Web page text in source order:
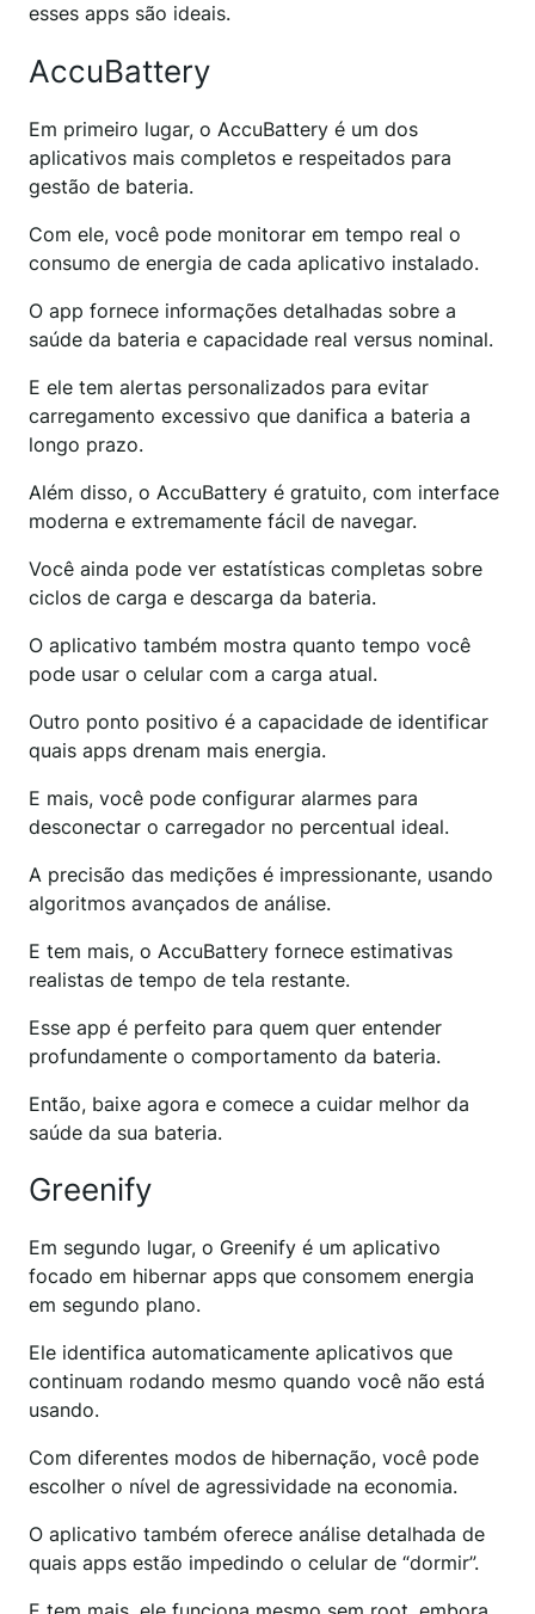
esses apps são ideais.
AccuBattery
Em primeiro lugar, o AccuBattery é um dos
aplicativos mais completos e respeitados para
gestão de bateria.
Com ele, você pode monitorar em tempo real o
consumo de energia de cada aplicativo instalado.
O app fornece informações detalhadas sobre a
saúde da bateria e capacidade real versus nominal.
E ele tem alertas personalizados para evitar
carregamento excessivo que danifica a bateria a
longo prazo.
Além disso, o AccuBattery é gratuito, com interface
moderna e extremamente fácil de navegar.
Você ainda pode ver estatísticas completas sobre
ciclos de carga e descarga da bateria.
O aplicativo também mostra quanto tempo você
pode usar o celular com a carga atual.
Outro ponto positivo é a capacidade de identificar
quais apps drenam mais energia.
E mais, você pode configurar alarmes para
desconectar o carregador no percentual ideal.
A precisão das medições é impressionante, usando
algoritmos avançados de análise.
E tem mais, o AccuBattery fornece estimativas
realistas de tempo de tela restante.
Esse app é perfeito para quem quer entender
profundamente o comportamento da bateria.
Então, baixe agora e comece a cuidar melhor da
saúde da sua bateria.
Greenify
Em segundo lugar, o Greenify é um aplicativo
focado em hibernar apps que consomem energia
em segundo plano.
Ele identifica automaticamente aplicativos que
continuam rodando mesmo quando você não está
usando.
Com diferentes modos de hibernação, você pode
escolher o nível de agressividade na economia.
O aplicativo também oferece análise detalhada de
quais apps estão impedindo o celular de “dormir”.